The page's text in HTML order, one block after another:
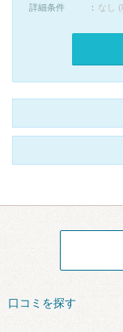
詳細条件
なし
口コミを探す